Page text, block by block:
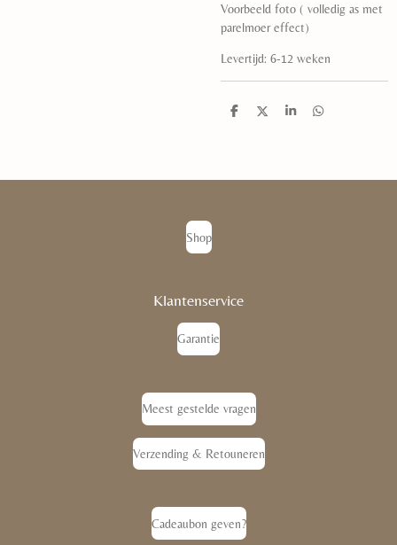
Voorbeeld foto ( volledig as met
parelmoer effect)
Levertijd: 6-12 weken
D
D
S
D
Shop
Klantenservice
Garantie
Meest gestelde vragen
Verzending & Retouneren
Cadeaubon geven?